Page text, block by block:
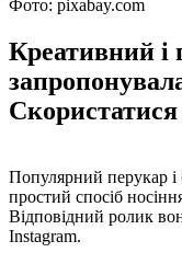
Фото: pixabay.com
Креативний і
Популярний перукар і
простий спосіб
Відповідний ролик
Instagram.